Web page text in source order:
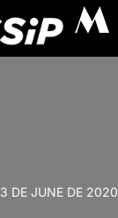
M
3 DE JUNE DE 2020